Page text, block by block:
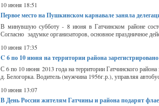
10 июня 18:51
Первое место на Пушкинском карнавале заняла
В минувшую субботу - 8 июня в Гатчинском районе
Согласно задумке организаторов, основное праздничное
10 июня 17:35
C 6 по 10 июня на территории района
С 6 по 10 июня 2013 года на территории Гатчинского
д. Белогорка. Водитель (мужчина 1956г.р.), управляя
10 июня 13:07
В День России жителям Гатчины и района подарят